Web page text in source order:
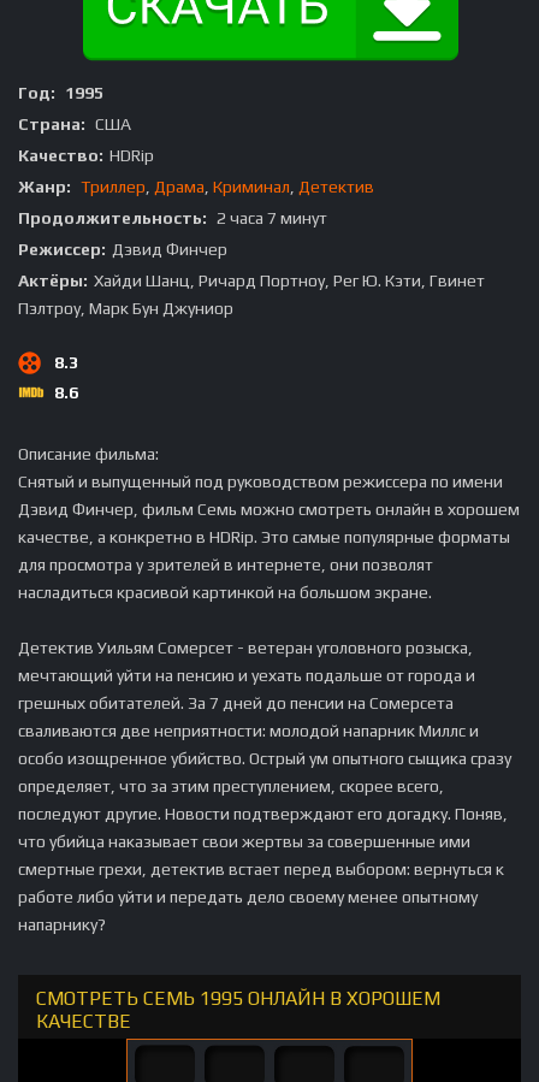
Год:
1995
Страна: США
Качество: HDRip
Жанр: Триллер Драма Криминал
Детектив
Продолжительность: 2 часа 7 минут
Режиссер: Дэвид Финчер
Актёры: Хайди Шанц, Ричард Портноу, Рег Ю. Кэти, Гвинет
Пэлтроу, Марк Бун Джуниор
8.3
8.6
Описание фильма:
Снятый и выпущенный под руководством режиссера по имени
Дэвид Финчер, фильм Семь можно смотреть онлайн в хорошем
качестве, а конкретно в HDRip. Это самые популярные форматы
для просмотра у зрителей в интернете, они позволят
насладиться красивой картинкой на большом экране.
Детектив Уильям Сомерсет - ветеран уголовного розыска,
мечтающий уйти на пенсию и уехать подальше от города и
грешных обитателей. За 7 дней до пенсии на Сомерсета
сваливаются две неприятности: молодой напарник Миллс и
особо изощренное убийство. Острый ум опытного сыщика сразу
определяет, что за этим преступлением, скорее всего,
последуют другие. Новости подтверждают его догадку. Поняв,
что убийца наказывает свои жертвы за совершенные ими
смертные грехи, детектив встает перед выбором: вернуться к
работе либо уйти и передать дело своему менее опытному
напарнику?
СМОТРЕТЬ СЕМЬ 1995 ОНЛАЙН В ХОРОШЕМ
КАЧЕСТВЕ